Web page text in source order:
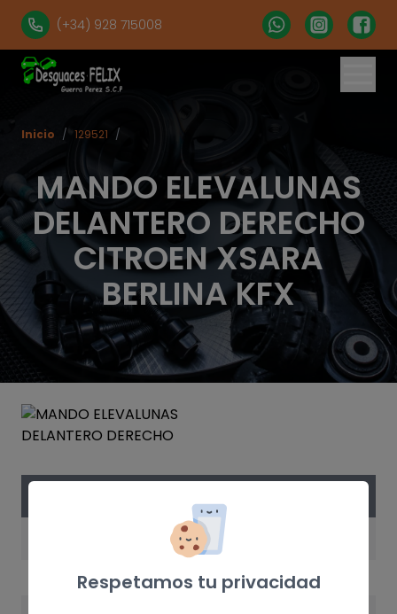
(+34) 928 715008
MANDO ELEVALUNAS
DELANTERO DERECHO
CITROEN XSARA
BERLINA KFX
Inicio / 129521 /
Respetamos tu privacidad